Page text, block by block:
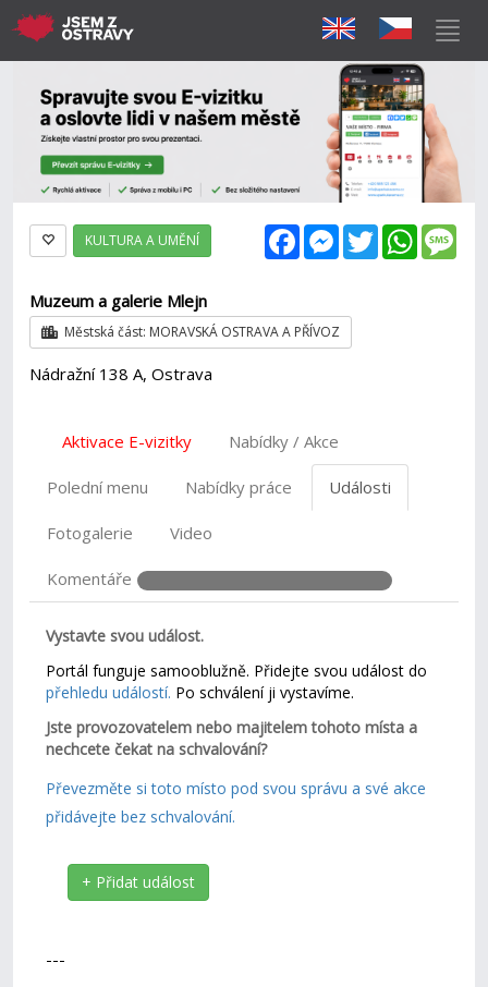
FacebookMessenger
Twitter
KULTURA A UMĚNÍ
Muzeum a galerie Mlejn
Městská část: MORAVSKÁ OSTRAVA A PŘÍVOZ
Nádražní 138 A, Ostrava
Aktivace E-vizitky Nabídky / Akce
Polední menu Nabídky práce Události
Fotogalerie Video
Komentáře
Vystavte svou událost.
Portál funguje samooblužně. Přidejte svou událost do
přehledu událostí. Po schválení ji vystavíme.
Jste provozovatelem nebo majitelem tohoto místa a
nechcete čekat na schvalování?
Převezměte si toto místo pod svou správu a své akce
přidávejte bez schvalování.
+ Přidat událost
---